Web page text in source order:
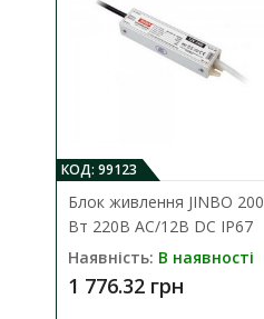
КОД: 99123
Блок живлення JINBO 200
Вт 220В AC/12В DC IP67
Наявність: В наявності
1 776.32 грн